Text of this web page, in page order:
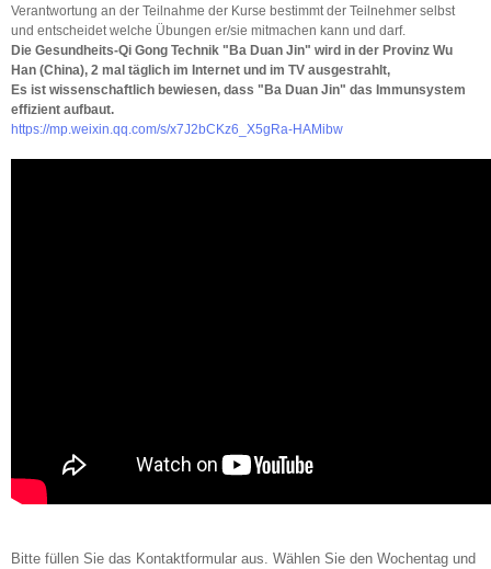
Verantwortung an der Teilnahme der Kurse bestimmt der Teilnehmer selbst
und entscheidet welche Übungen er/sie mitmachen kann und darf.
Die Gesundheits-Qi Gong Technik "Ba Duan Jin" wird in der Provinz Wu
Han (China), 2 mal täglich im Internet und im TV ausgestrahlt,
Es ist wissenschaftlich bewiesen, dass "Ba Duan Jin" das Immunsystem
effizient aufbaut.
https://mp.weixin.qq.com/s/x7J2bCKz6_X5gRa-HAMibw
Bitte füllen Sie das Kontaktformular aus. Wählen Sie den Wochentag und